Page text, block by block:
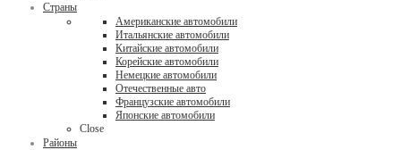
Страны
Американские автомобили
Итальянские автомобили
Китайские автомобили
Корейские автомобили
Немецкие автомобили
Отечественные авто
Французские автомобили
Японские автомобили
Close
Районы